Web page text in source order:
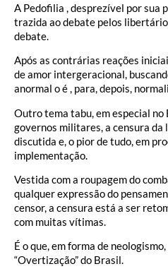
A Pedofilia , desprezível por sua
trazida ao debate pelos
debate.
Após as contrárias reações
de amor intergeracional,
anormal o é , para, depois,
Outro tema tabu, em especial no
governos militares, a censura da
discutida e, o pior de tudo, em
implementação.
Vestida com a roupagem do
qualquer expressão do
censor, a censura está a ser
com muitas vítimas.
É o que, em forma de
“Overtização” do Brasil.